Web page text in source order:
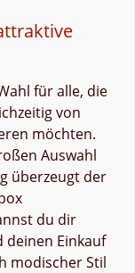
für alle, die
von
möchten.
Auswahl
überzeugt der
du dir
deinen Einkauf
modischer Stil